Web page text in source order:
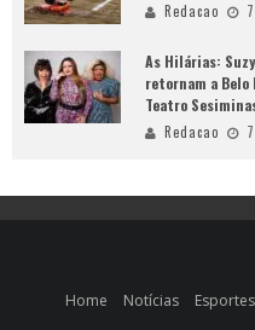
Redacao
As Hilárias:
retornam a Belo
Teatro
Redacao
Home Notícias Esportes